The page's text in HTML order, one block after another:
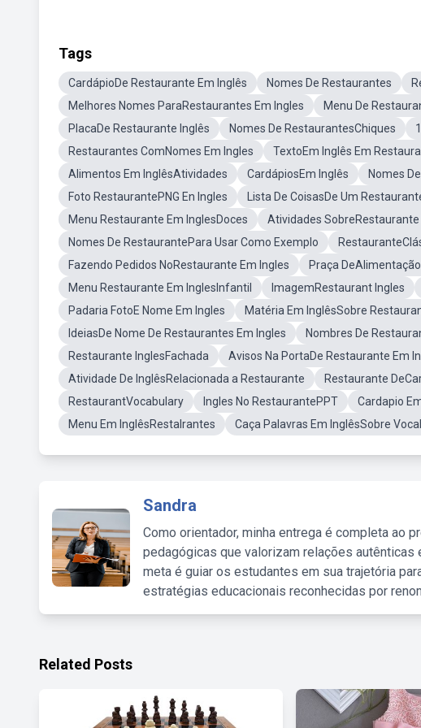
Tags
CardápioDe Restaurante Em Inglês Nomes De Restaurantes
Melhores Nomes ParaRestaurantes Em Ingles
Menu De
PlacaDe Restaurante Inglês
Nomes De RestaurantesChiques
Restaurantes ComNomes Em Ingles
TextoEm Inglês Em
Alimentos Em InglêsAtividades
CardápiosEm Inglês Nomes
Foto RestaurantePNG En Ingles
Lista De CoisasDe Um
Menu Restaurante Em InglesDoces
Atividades SobreRestaurante
Nomes De RestaurantePara Usar Como Exemplo
Fazendo Pedidos NoRestaurante Em Ingles
Praça
Menu Restaurante Em InglesInfantil
ImagemRestaurant Ingles
Padaria FotoE Nome Em Ingles
Matéria Em InglêsSobre
IdeiasDe Nome De Restaurantes Em Ingles
Nombres De
Restaurante InglesFachada
Avisos Na PortaDe Restaurante Em
Atividade De InglêsRelacionada a Restaurante
Restaurante
RestaurantVocabulary
Ingles No RestaurantePPT Cardapio
Menu Em InglêsRestalrantes
Caça Palavras Em InglêsSobre
Sandra
Como orientador, minha entrega é completa ao
pedagógicas que valorizam relações
meta é guiar os estudantes em sua trajetória
estratégias educacionais reconhecidas por
Related Posts